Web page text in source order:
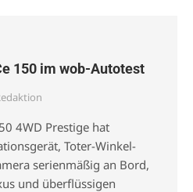
150 im wob-Autotest
4WD Prestige hat
Toter-Winkel-
serienmäßig an Bord,
und überflüssigen